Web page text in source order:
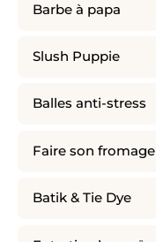
Barbe à papa
Slush Puppie
Balles anti-stress
Faire son fromage
Batik & Tie Dye